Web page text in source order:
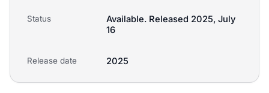
Status
Available. Released 2025, July
16
Release date 2025